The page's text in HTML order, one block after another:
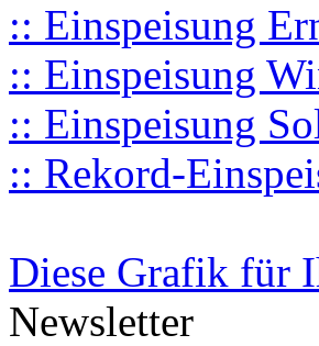
:: Einspeisung
:: Einspeisung
:: Einspeisung
:: Rekord-
Diese Grafik für
Newsletter